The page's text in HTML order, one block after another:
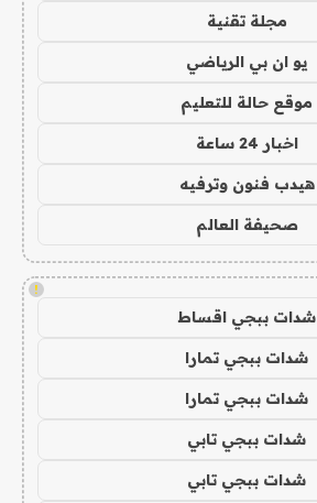
مجلة تقنية
يو ان بي الرياضي
موقع حالة للتعليم
اخبار 24 ساعة
هيدب فنون وترفيه
صحيفة العالم
!
شدات ببجي اقساط
شدات ببجي تمارا
شدات ببجي تمارا
شدات ببجي تابي
شدات ببجي تابي